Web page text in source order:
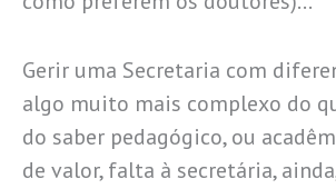
Gerir uma Secretaria com
algo muito mais complexo do
do saber pedagógico, ou
de valor, falta à secretária,